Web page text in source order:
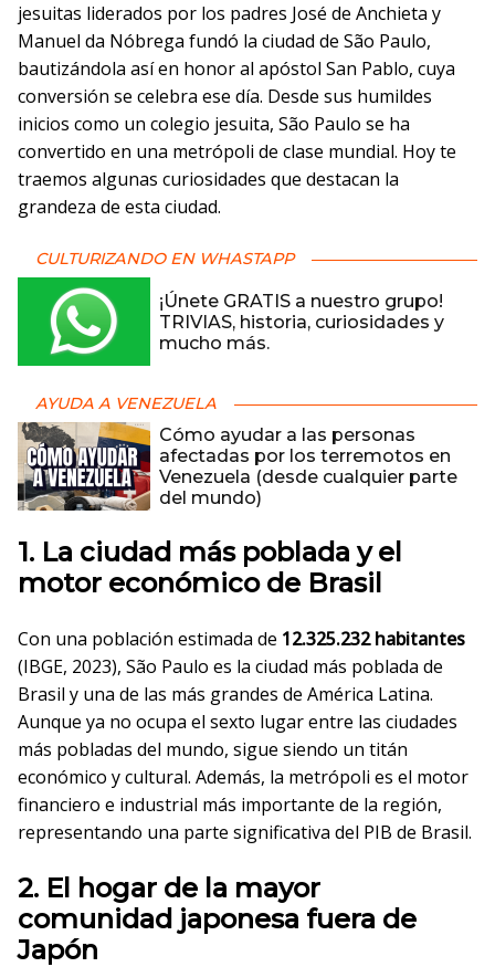
jesuitas liderados por los padres José de Anchieta y
Manuel da Nóbrega fundó la ciudad de São Paulo,
bautizándola así en honor al apóstol San Pablo, cuya
conversión se celebra ese día. Desde sus humildes
inicios como un colegio jesuita, São Paulo se ha
convertido en una metrópoli de clase mundial. Hoy te
traemos algunas curiosidades que destacan la
grandeza de esta ciudad.
CULTURIZANDO EN WHASTAPP
¡Únete GRATIS a nuestro grupo!
TRIVIAS, historia, curiosidades y
mucho más.
AYUDA A VENEZUELA
Cómo ayudar a las personas
afectadas por los terremotos en
Venezuela (desde cualquier parte
del mundo)
1. La ciudad más poblada y el
motor económico de Brasil
Con una población estimada de 12.325.232 habitantes
(IBGE, 2023), São Paulo es la ciudad más poblada de
Brasil y una de las más grandes de América Latina.
Aunque ya no ocupa el sexto lugar entre las ciudades
más pobladas del mundo, sigue siendo un titán
económico y cultural. Además, la metrópoli es el motor
financiero e industrial más importante de la región,
representando una parte significativa del PIB de Brasil.
2. El hogar de la mayor
comunidad japonesa fuera de
Japón